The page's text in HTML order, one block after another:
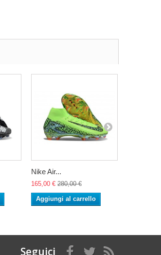
Nike Air...
165,00 € 280,00 €
Aggiungi al carrello
Seguici